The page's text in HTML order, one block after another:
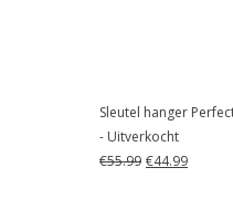
Sleutel hanger
- Uitverkocht
€55.99 €44.99Huidige